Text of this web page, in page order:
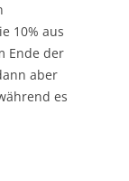
10% aus
Ende der
aber
es